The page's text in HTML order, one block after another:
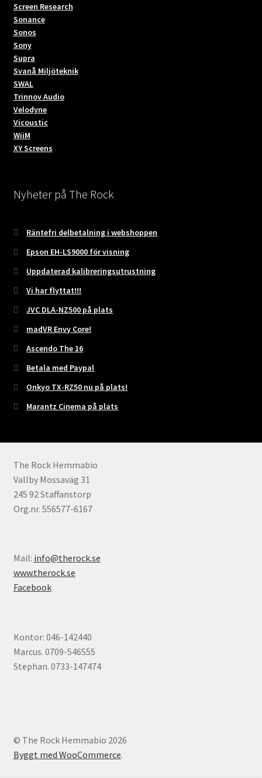
Screen Research
Sonance
Sonos
Sony
Supra
Svanå Miljöteknik
SWAL
Trinnov Audio
Velodyne
Vicoustic
WiiM
XY Screens
Nyheter på The Rock
Räntefri delbetalning i webshoppen
Epson EH-LS9000 för visning
Uppdaterad kalibreringsutrustning
Vi har flyttat!!!
JVC DLA-NZ500 på plats
madVR Envy Core!
Ascendo The 16
Betala med Paypal
Onkyo TX-RZ50 nu på plats!
Marantz Cinema på plats
The Rock Hemmabio
Vallby Mossaväg 31
245 92 Staffanstorp
Org.nr. 556577-6167
Mail: info@therock.se
www.therock.se
Facebook
Kontor: 046-142440
Marcus. 0709-546555
Stephan. 0733-147474
© The Rock Hemmabio 2026
Byggt med WooCommerce.